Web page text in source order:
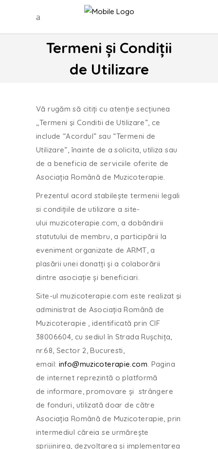
Termeni și Condiții
de Utilizare
Vă rugăm să citiți cu atenție secțiunea
,,Termeni şi Conditii de Utilizare”, ce
include “Acordul” sau “Termeni de
Utilizare”, înainte de a solicita, utiliza sau
de a beneficia de serviciile oferite de
Asociația Română de Muzicoterapie.
Prezentul acord stabilește termenii legali
si condițiile de utilizare a site-
ului muzicoterapie.com, a dobândirii
statutului de membru, a participării la
eveniment organizate de ARMT, a
plasării unei donatți și a colaborării
dintre asociație și beneficiari.
Site-ul muzicoterapie.com este realizat şi
administrat de Asociația Română de
Muzicoterapie , identificată prin CIF
38006604, cu sediul în Strada Rușchița,
nr.68, Sector 2, Bucuresti,
email: info@muzicoterapie.com. Pagina
de internet reprezintă o platformă
de informare, promovare și strângere
de fonduri, utilizată doar de către
Asociația Română de Muzicoterapie, prin
intermediul căreia se urmărește
sprijinirea, dezvoltarea și implementarea